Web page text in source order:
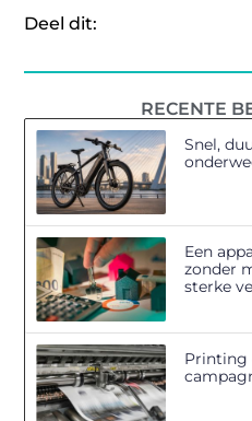
Deel dit:
RECENTE
Snel,
Een
zonder
sterke
Printing